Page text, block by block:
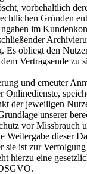
vorbehaltlich
Gründen
im
Es obliegt den
Vertragsende zu
und erneuter
Onlinedienste,
der jeweiligen
unserer
vor Missbrauch
Weitergabe dieser
sie ist zur
hierzu eine